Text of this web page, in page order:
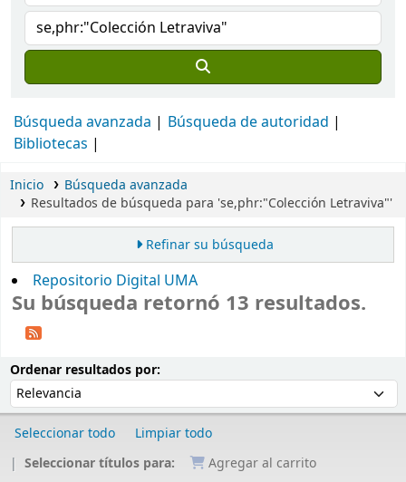
Búsqueda avanzada
Búsqueda de autoridad
Bibliotecas
Inicio
Búsqueda avanzada
Resultados de búsqueda para 'se,phr:"Colección Letraviva"'
Refinar su búsqueda
Repositorio Digital UMA
Su búsqueda retornó 13 resultados.
Ordenar resultados por:
Seleccionar todo
Limpiar todo
Seleccionar títulos para:
Agregar al carrito